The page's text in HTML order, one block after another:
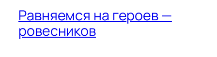
Равняемся на героев —
ровесников